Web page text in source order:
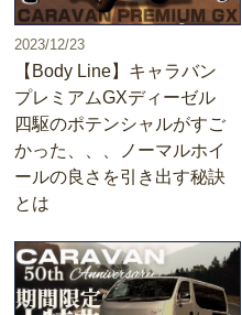
2023/12/23
【Body Line】キャラバン
プレミアムGXディーゼル
四駆のポテンシャルがすご
かった、、、ノーマルホイ
ールの良さを引き出す秘訣
とは